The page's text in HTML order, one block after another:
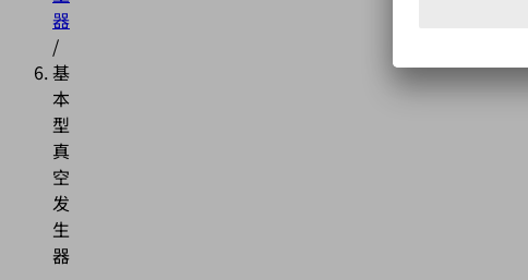
器
/
基
本
型
真
空
发
生
器